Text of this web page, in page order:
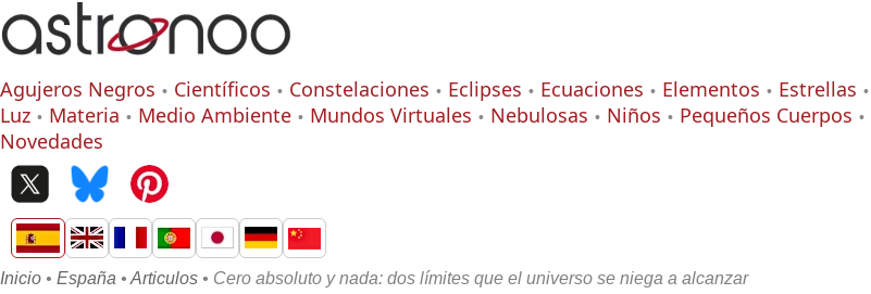
Agujeros Negros Científicos Constelaciones Eclipses Ecuaciones Elementos Estrellas
Luz
Materia Medio Ambiente Mundos Virtuales Nebulosas Niños Pequeños Cuerpos
Novedades
Inicio • España • Articulos • Cero absoluto y nada: dos límites que el universo se niega a alcanzar